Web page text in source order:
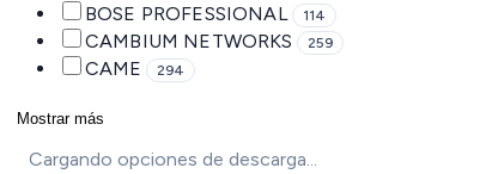
BOSE PROFESSIONAL 114
CAMBIUM NETWORKS 259
CAME 294
Mostrar más
Cargando opciones de descarga...